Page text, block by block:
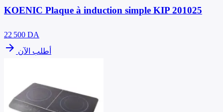
KOENIC Plaque à induction simple KIP 201025
22 500 DA
arrow_forward أطلب الآن